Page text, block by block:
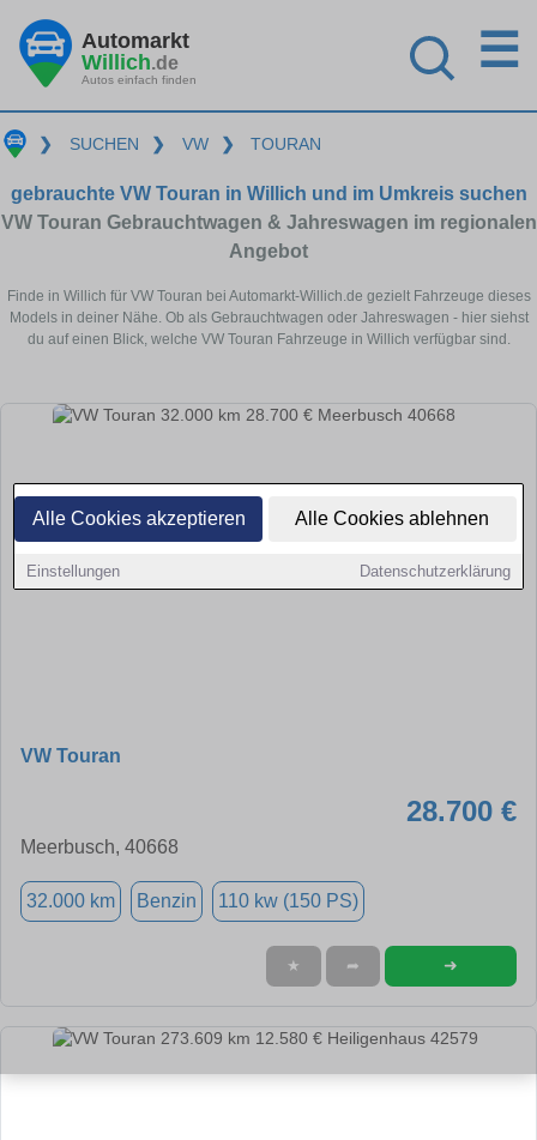
Alle Cookies akzeptieren Alle Cookies ablehnen
Einstellungen Datenschutzerklärung
Automarkt
Willich.de
Autos einfach finden
☰
❯ SUCHEN ❯ VW ❯ TOURAN
gebrauchte VW Touran in Willich und im Umkreis suchen
VW Touran Gebrauchtwagen & Jahreswagen im regionalen
Angebot
Finde in Willich für VW Touran bei Automarkt-Willich.de gezielt Fahrzeuge dieses
Models in deiner Nähe. Ob als Gebrauchtwagen oder Jahreswagen - hier siehst
du auf einen Blick, welche VW Touran Fahrzeuge in Willich verfügbar sind.
VW Touran
28.700 €
Meerbusch, 40668
32.000 km Benzin 110 kw (150 PS)
★ ➦ ➜